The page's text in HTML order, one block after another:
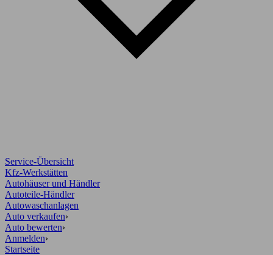
Service-Übersicht
Kfz-Werkstätten
Autohäuser und Händler
Autoteile-Händler
Autowaschanlagen
Auto verkaufen›
Auto bewerten›
Anmelden›
Startseite